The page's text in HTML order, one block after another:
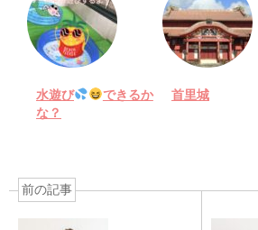
水遊び
できるか
な？
首里城
前の記事